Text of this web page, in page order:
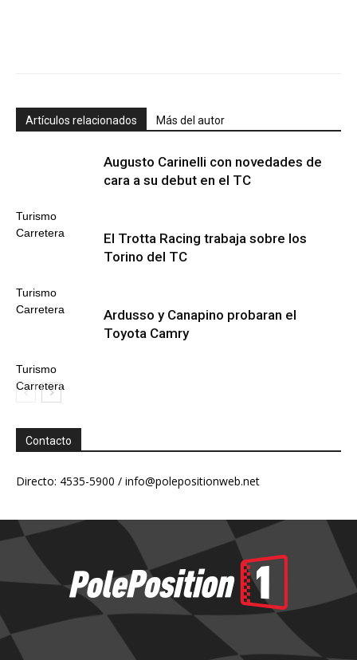
Artículos relacionados Más del autor
Turismo
Carretera
Augusto Carinelli con novedades de
cara a su debut en el TC
Turismo
Carretera
El Trotta Racing trabaja sobre los
Torino del TC
Turismo
Carretera
Ardusso y Canapino probaran el
Toyota Camry
Contacto
Directo: 4535-5900 / info@polepositionweb.net